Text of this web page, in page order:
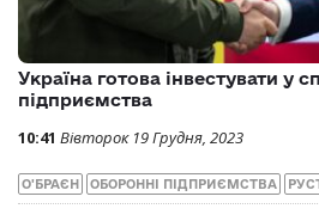
Україна готова інвестувати у
підприємства
10:41 Вівторок 19 Грудня, 2023
О'БРАЄН ОБОРОННІ ПІДПРИЄМСТВА